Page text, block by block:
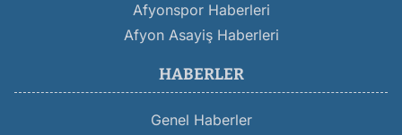
Afyonspor Haberleri
Afyon Asayiş Haberleri
HABERLER
Genel Haberler